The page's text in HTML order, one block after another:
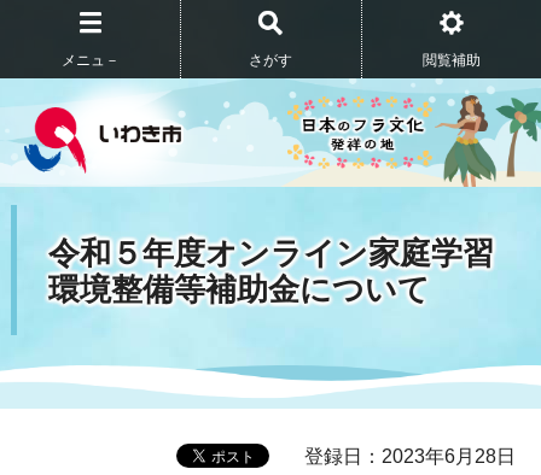
メニュ－ さがす 閲覧補助
令和５年度オンライン家庭学習
環境整備等補助金について
登録日：2023年6月28日